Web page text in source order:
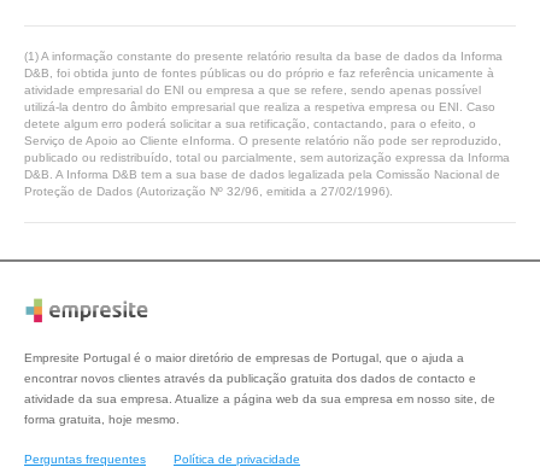
(1) A informação constante do presente relatório resulta da base de dados da Informa
D&B, foi obtida junto de fontes públicas ou do próprio e faz referência unicamente à
atividade empresarial do ENI ou empresa a que se refere, sendo apenas possível
utilizá-la dentro do âmbito empresarial que realiza a respetiva empresa ou ENI. Caso
detete algum erro poderá solicitar a sua retificação, contactando, para o efeito, o
Serviço de Apoio ao Cliente eInforma. O presente relatório não pode ser reproduzido,
publicado ou redistribuído, total ou parcialmente, sem autorização expressa da Informa
D&B. A Informa D&B tem a sua base de dados legalizada pela Comissão Nacional de
Proteção de Dados (Autorização Nº 32/96, emitida a 27/02/1996).
Empresite Portugal é o maior diretório de empresas de Portugal, que o ajuda a
encontrar novos clientes através da publicação gratuita dos dados de contacto e
atividade da sua empresa. Atualize a página web da sua empresa em nosso site, de
forma gratuita, hoje mesmo.
Perguntas frequentes Política de privacidade